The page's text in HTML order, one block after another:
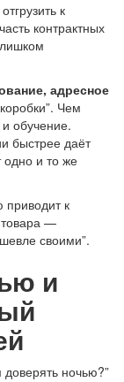
к
контрактных
адресное
Чем
обучение.
быстрее даёт
и то же
к
—
своими”.
и
ночью?”